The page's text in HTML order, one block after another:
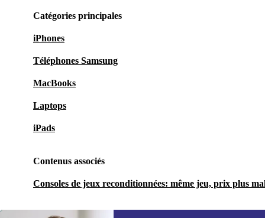
Catégories principales
iPhones
Téléphones Samsung
MacBooks
Laptops
iPads
Contenus associés
Consoles de jeux reconditionnées: même jeu, prix plus